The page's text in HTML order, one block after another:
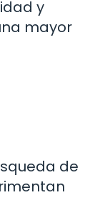
y
mayor
de